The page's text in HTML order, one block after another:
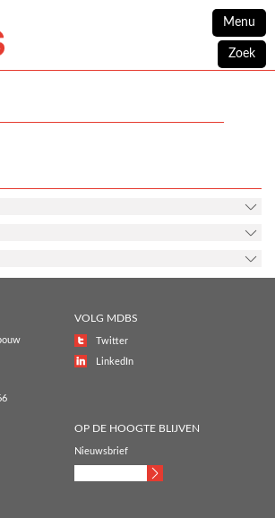
Menu
Zoek
VOLG MDBS
Twitter
LinkedIn
OP DE HOOGTE BLIJVEN
Nieuwsbrief